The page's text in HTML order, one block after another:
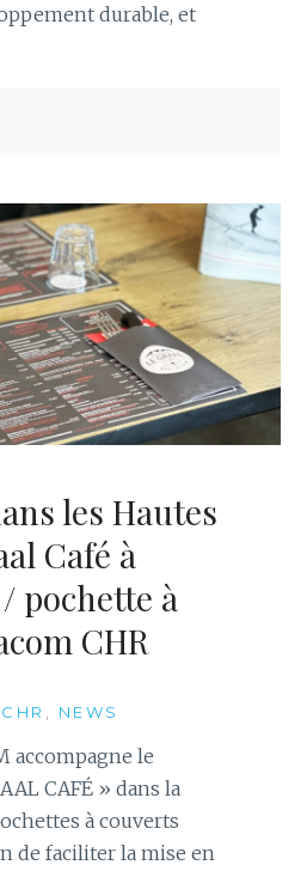
durable, et
les Hautes
Café à
pochette à
CHR
NEWS
accompagne le
CAFÉ » dans la
à couverts
de faciliter la mise en